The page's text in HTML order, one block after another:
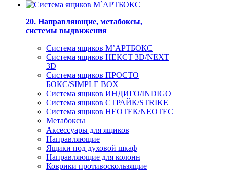
20. Направляющие, метабоксы,
системы выдвижения
Система ящиков М’АРТБОКС
Система ящиков НЕКСТ 3D/NEXT
3D
Система ящиков ПРОСТО
БОКС/SIMPLE BOX
Система ящиков ИНДИГО/INDIGO
Система ящиков СТРАЙК/STRIKE
Система ящиков НЕОТЕК/NEOTEC
Метабоксы
Аксессуары для ящиков
Направляющие
Ящики под духовой шкаф
Направляющие для колонн
Коврики противоскользящие